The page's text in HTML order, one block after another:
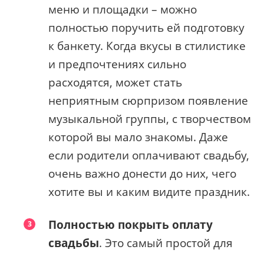
меню и площадки – можно
полностью поручить ей подготовку
к банкету. Когда вкусы в стилистике
и предпочтениях сильно
расходятся, может стать
неприятным сюрпризом появление
музыкальной группы, с творчеством
которой вы мало знакомы. Даже
если родители оплачивают свадьбу,
очень важно донести до них, чего
хотите вы и каким видите праздник.
Полностью покрыть оплату
свадьбы. Это самый простой для